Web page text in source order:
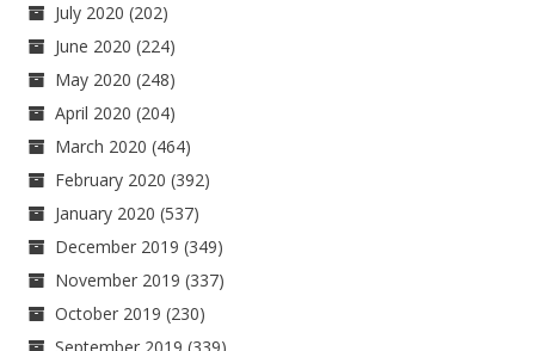
July 2020 (202)
June 2020 (224)
May 2020 (248)
April 2020 (204)
March 2020 (464)
February 2020 (392)
January 2020 (537)
December 2019 (349)
November 2019 (337)
October 2019 (230)